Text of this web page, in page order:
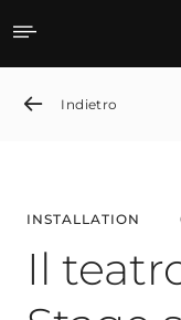
Il teatro
Indietro
INSTALLATION
Il